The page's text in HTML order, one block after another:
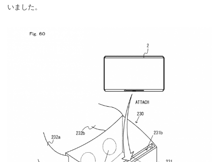
いました。